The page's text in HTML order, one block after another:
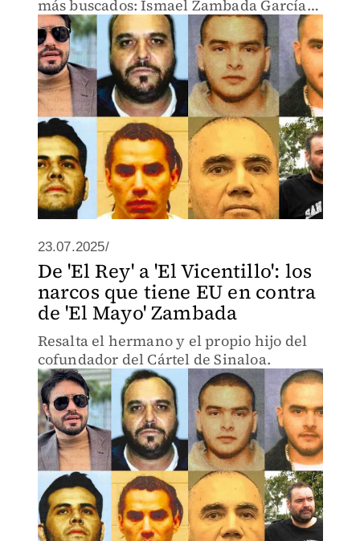
más buscados: Ismael Zambada García,
El Mayo.
23.07.2025/
De 'El Rey' a 'El Vicentillo': los
narcos que tiene EU en contra
de 'El Mayo' Zambada
Resalta el hermano y el propio hijo del
cofundador del Cártel de Sinaloa.